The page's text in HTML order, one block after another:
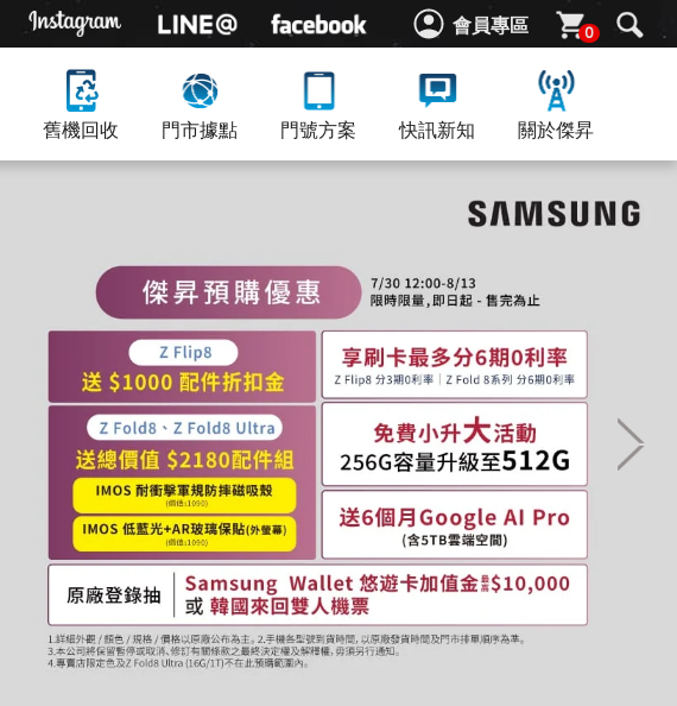
會員專區 0
舊機回收 門市據點 門號方案 快訊新知 關於傑昇